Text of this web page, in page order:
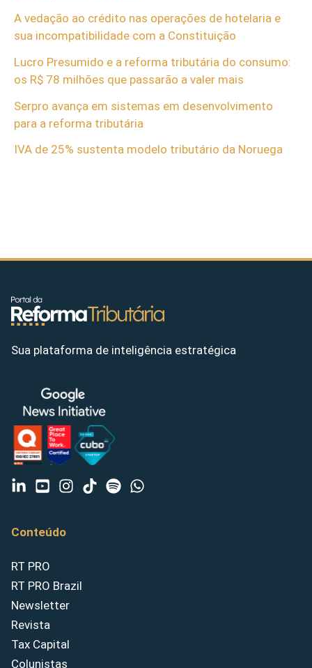
A vedação ao crédito nas operações de hotelaria e
sua incompatibilidade com a Constituição
Lucro Presumido e a reforma tributária do consumo:
os R$ 78 milhões que passarão a valer mais
Serpro avança em sistemas em desenvolvimento
para a reforma tributária
IVA de 25% sustenta modelo tributário da Noruega
Sua plataforma de inteligência estratégica
Conteúdo
RT PRO
RT PRO Brazil
Newsletter
Revista
Tax Capital
Colunistas